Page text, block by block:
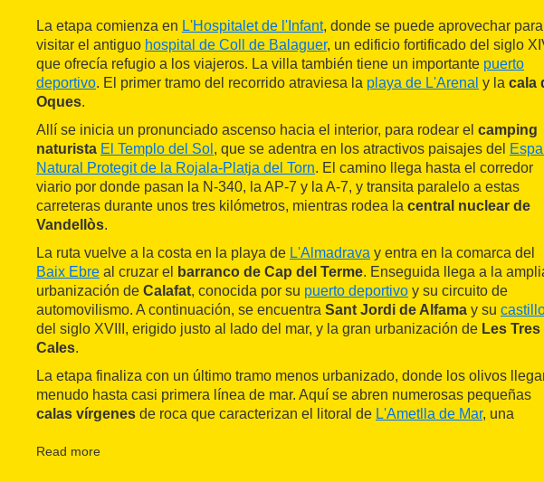
La etapa comienza en L'Hospitalet de l'Infant, donde se puede aprovechar para
visitar el antiguo hospital de Coll de Balaguer, un edificio fortificado del siglo
que ofrecía refugio a los viajeros. La villa también tiene un importante puerto
deportivo. El primer tramo del recorrido atraviesa la playa de L'Arenal y la cala
Oques.
Allí se inicia un pronunciado ascenso hacia el interior, para rodear el camping
naturista El Templo del Sol , que se adentra en los atractivos paisajes del
Natural Protegit de la Rojala-Platja del Torn. El camino llega hasta el corredor
viario por donde pasan la N-340, la AP-7 y la A-7, y transita paralelo a estas
carreteras durante unos tres kilómetros, mientras rodea la central nuclear de
Vandellòs.
La ruta vuelve a la costa en la playa de L'Almadrava y entra en la comarca del
Baix Ebre al cruzar el barranco de Cap del Terme. Enseguida llega a la
urbanización de Calafat, conocida por su puerto deportivo y su circuito de
automovilismo. A continuación, se encuentra Sant Jordi de Alfama y su
del siglo XVIII, erigido justo al lado del mar, y la gran urbanización de Les Tres
Cales.
La etapa finaliza con un último tramo menos urbanizado, donde los olivos
menudo hasta casi primera línea de mar. Aquí se abren numerosas pequeñas
calas vírgenes de roca que caracterizan el litoral de L'Ametlla de Mar, una
atún rojo.
Read more